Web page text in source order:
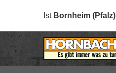
Ist Bornheim (Pfalz)